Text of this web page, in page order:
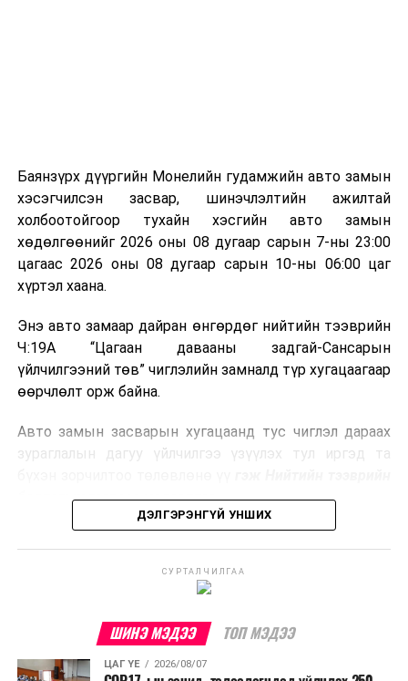
болон дулааны эрчим хүч үйлдвэрлэхэд ашиглаж
болдог. Зарим технологийн хувьд шаталтын дараа
үлдэх үнснээс фосфор зэрэг ашигт эрдсийг сэргээн
авах боломжтой аж.
Япон, Герман, Швейцар, Нидерланд, Өмнөд Солонгос
зэрэг улс лаг хатаах, шатаах технологийг ашиглаж
байна. Тухайлбал, Германд лаг шатаах үйлдвэрээс
гарсан үнснээс фосфор сэргээн авах технологи
ашигладаг бол Нидерландад төвлөрсөн лаг
боловсруулах үйлдвэрүүдээр дулаан, цахилгаан
Ийнхүү лаг хатаах, шатаах технологийг лагийн
улсад өргөн ашиглаж байна.
Баянзүрх дүүргийн Монелийн гудамжийн авто замын
хэсэгчилсэн засвар, шинэчлэлтийн ажилтай
холбоотойгоор тухайн хэсгийн авто замын
хөдөлгөөнийг 2026 оны 08 дугаар сарын 7-ны 23:00
цагаас 2026 оны 08 дугаар сарын 10-ны 06:00 цаг
хүртэл хаана.
Энэ авто замаар дайран өнгөрдөг нийтийн тээврийн
Ч:19А “Цагаан давааны задгай-Сансарын
үйлчилгээний төв” чиглэлийн замналд түр хугацаагаар
өөрчлөлт орж байна.
Авто замын засварын хугацаанд тус чиглэл дараах
зураглалын дагуу үйлчилгээ үзүүлэх тул иргэд та
бодлогын газраас мэдээллээ.
ДЭЛГЭРЭНГҮЙ УНШИХ
СУРТАЛЧИЛГАА
ШИНЭ МЭДЭЭ ТОП МЭДЭЭ
ЦАГ ҮЕ 2026/08/07